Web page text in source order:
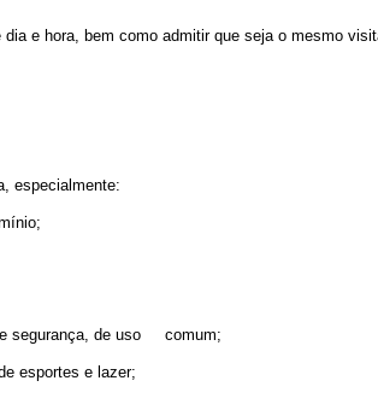
e hora, bem como admitir que seja o mesmo
especialmente:
segurança, de uso comum;
esportes e lazer;